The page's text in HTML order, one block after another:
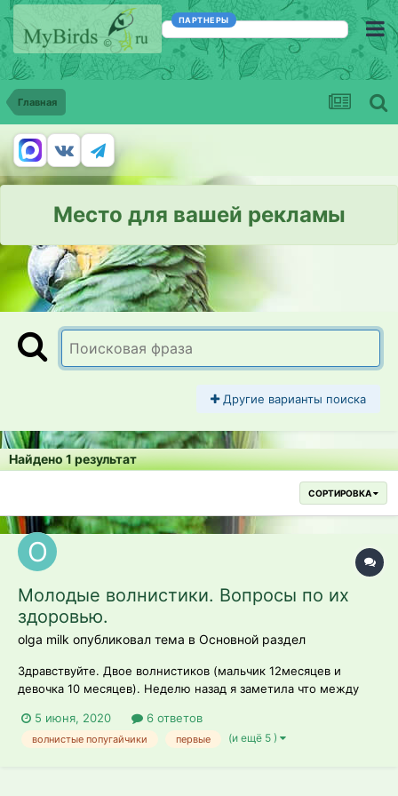
ПАРТНЕРЫ
Главная
Место для вашей рекламы
Другие варианты поиска
Найдено 1 результат
СОРТИРОВКА
Молодые волнистики. Вопросы по их
здоровью.
olga milk опубликовал тема в Основной раздел
Здравствуйте. Двое волнистиков (мальчик 12месяцев и
девочка 10 месяцев). Неделю назад я заметила что между
она была маленькая но с каждым днём начала расти.
Изменений в поведении не замечаю, только стала много
5 июня, 2020 6 ответов
волнистые попугайчики первые (и ещё 5 )